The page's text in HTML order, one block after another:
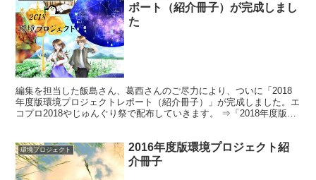
ポート（紹介冊子）が完成しまし
た
編集を担当した飯島さん、葛西さんのご尽力により、ついに「2018
年度版環境プロジェクトレポート（紹介冊子）」が完成しました。エ
コプロ2018やじゅんぐり祭で配布していきます。 ⇒「2018年度版環
環境プロジェクト
2016年度版環境プロジェクト紹
介冊子